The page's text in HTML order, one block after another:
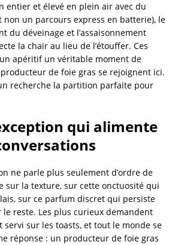
entier et élevé en plein air avec du
non un parcours express en batterie), le
du déveinage et l’assaisonnement
la chair au lieu de l’étouffer. Ces
apéritif un véritable moment de
de foie gras se rejoignent ici.
recherche la partition parfaite pour
qui alimente
ne parle plus seulement d’ordre de
sur la texture, sur cette onctuosité qui
sur ce parfum discret qui persiste
le reste. Les plus curieux demandent
servi sur les toasts, et tout le monde se
réponse : un producteur de foie gras